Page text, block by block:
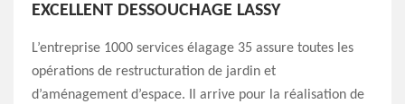
EXCELLENT DESSOUCHAGE LASSY
L’entreprise 1000 services élagage 35 assure toutes les
opérations de restructuration de jardin et
d’aménagement d’espace. Il arrive pour la réalisation de